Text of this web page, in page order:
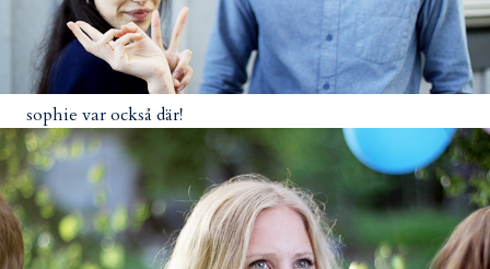
sophie var också där!